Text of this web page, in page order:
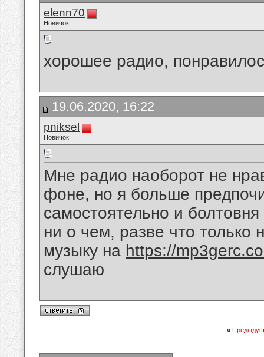
elenn70
Новичок
хорошее радио,
19.06.2020, 16:22
pniksel
Новичок
Мне радио наоборот не
фоне, но я больше
самостоятельно и
ни о чем, разве что только
музыку на https://
слушаю
«